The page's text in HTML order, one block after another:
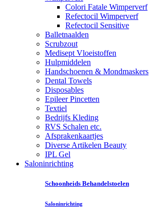
Colori Fatale Wimperverf
Refectocil Wimperverf
Refectocil Sensitive
Balletnaalden
Scrubzout
Medisept Vloeistoffen
Hulpmiddelen
Handschoenen & Mondmaskers
Dental Towels
Disposables
Epileer Pincetten
Textiel
Bedrijfs Kleding
RVS Schalen etc.
Afsprakenkaartjes
Diverse Artikelen Beauty
IPL Gel
Saloninrichting
Schoonheids Behandelstoelen
Saloninrichting